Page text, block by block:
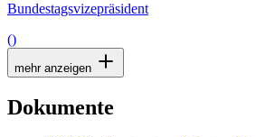
Bundestagsvizepräsident
()
mehr anzeigen
Dokumente